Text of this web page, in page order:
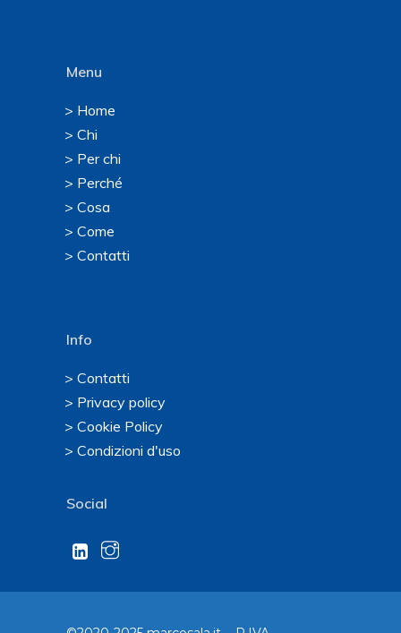
Menu
> Home
> Chi
> Per chi
> Perché
> Cosa
> Come
> Contatti
Info
> Contatti
> Privacy policy
> Cookie Policy
> Condizioni d'uso
Social